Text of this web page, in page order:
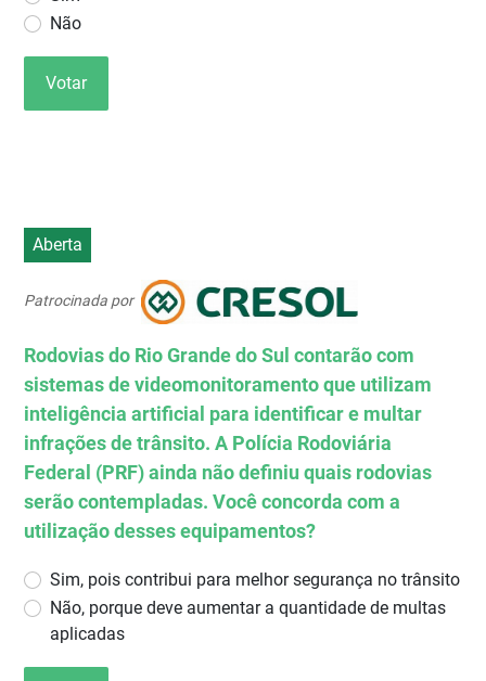
Não
Votar
Aberta
Patrocinada por
Rodovias do Rio Grande do Sul contarão com
sistemas de videomonitoramento que utilizam
inteligência artificial para identificar e multar
infrações de trânsito. A Polícia Rodoviária
Federal (PRF) ainda não definiu quais rodovias
serão contempladas. Você concorda com a
utilização desses equipamentos?
Sim, pois contribui para melhor segurança no trânsito
Não, porque deve aumentar a quantidade de multas
aplicadas